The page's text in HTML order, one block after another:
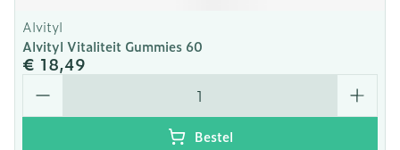
Alvityl
Alvityl Vitaliteit Gummies 60
€ 18,49
Aantal
Bestel